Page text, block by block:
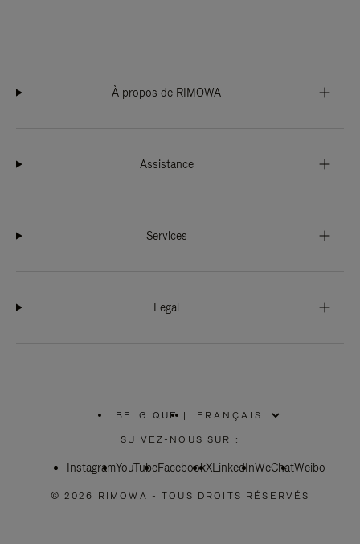
À propos de RIMOWA
Assistance
Services
Legal
BELGIQUE
SÉLECTIONNEZ
VOTRE
|
SUIVEZ-NOUS SUR :
InstagramYouTubeFacebookXLinkedInWeChatWeibo
© 2026 RIMOWA - TOUS DROITS RÉSERVÉS